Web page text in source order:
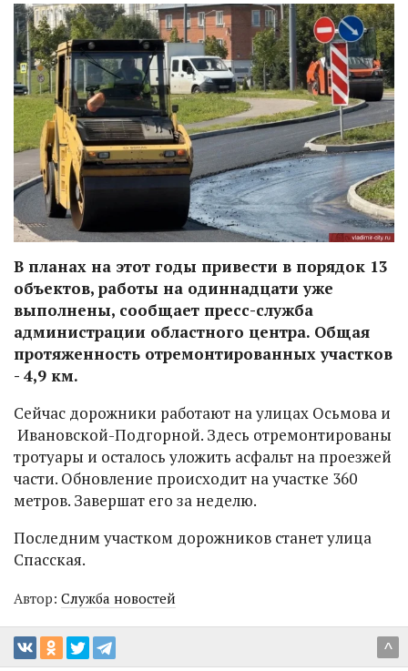
В планах на этот годы привести в порядок 13
объектов, работы на одиннадцати уже
выполнены, сообщает пресс-служба
администрации областного центра. Общая
протяженность отремонтированных участков
- 4,9 км.
Сейчас дорожники работают на улицах Осьмова и
Ивановской-Подгорной. Здесь отремонтированы
тротуары и осталось уложить асфальт на проезжей
части. Обновление происходит на участке 360
метров. Завершат его за неделю.
Последним участком дорожников станет улица
Спасская.
Автор: Служба новостей
^